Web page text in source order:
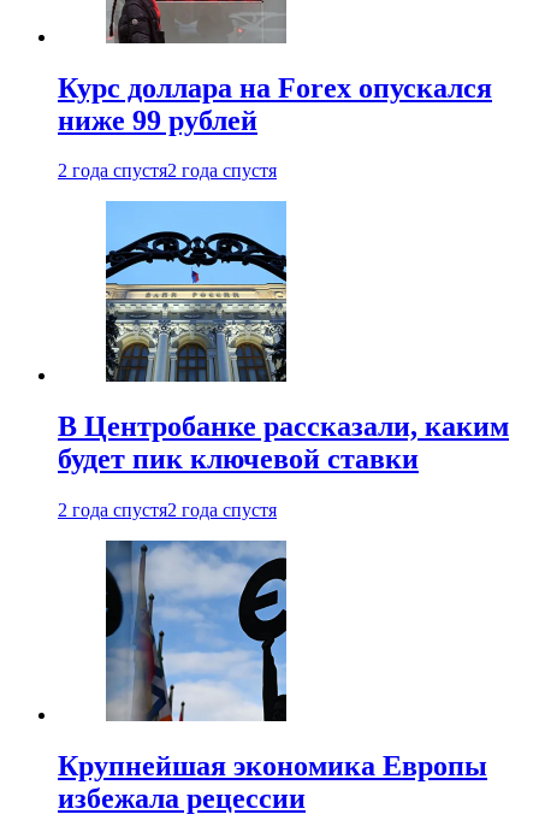
Курс доллара на Forex опускался
ниже 99 рублей
2 года спустя2 года спустя
В Центробанке рассказали, каким
будет пик ключевой ставки
2 года спустя2 года спустя
Крупнейшая экономика Европы
избежала рецессии